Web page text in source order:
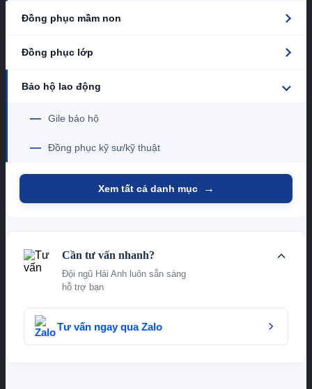
Đồng phục mầm non
Đồng phục lớp
Bảo hộ lao động
— Gile bảo hộ
— Đồng phục kỹ sư/kỹ thuật
Xem tất cả danh mục →
Cần tư vấn nhanh?
Đội ngũ Hải Anh luôn sẵn sàng
hỗ trợ bạn
Tư vấn ngay qua Zalo